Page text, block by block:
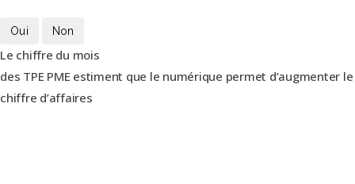
Oui Non
Le chiffre du mois
des TPE PME estiment que le numérique permet d’augmenter le
chiffre d’affaires